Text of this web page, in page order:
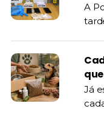
A
Já